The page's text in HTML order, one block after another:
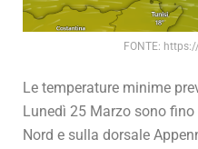
FONTE:
Le temperature minime
Lunedì 25 Marzo sono fino
Nord e sulla dorsale